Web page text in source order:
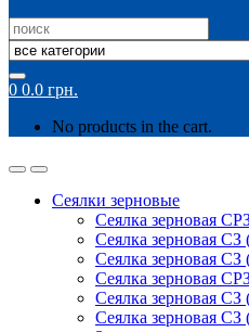
Search
for:
0 0.0 грн.
No products in the cart.
Сеялки зерновые
Сеялка зерновая
Сеялка зерновая
Сеялка зерновая
Сеялка зерновая
Сеялка зерновая СЗ
Сеялка зерновая